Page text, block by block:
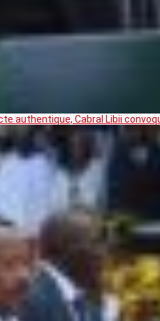
authentique, Cabral Libii